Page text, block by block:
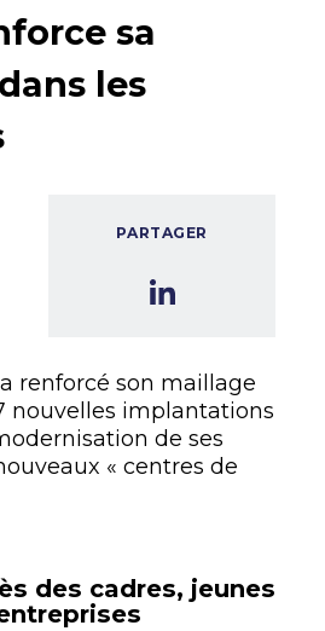
sa
les
PARTAGER
a renforcé son maillage
nouvelles implantations
de ses
« centres de
des cadres, jeunes